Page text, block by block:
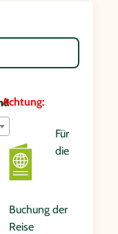
Achtung:
Für
die
Buchung der
Reise